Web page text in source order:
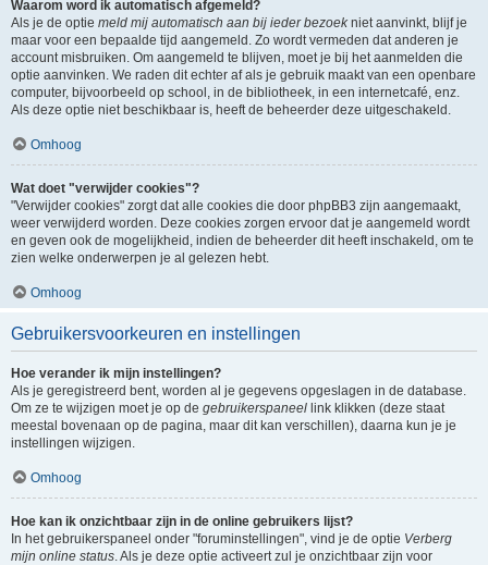
Waarom word ik automatisch afgemeld?
Als je de optie meld mij automatisch aan bij ieder bezoekniet aanvinkt, blijf je
maar voor een bepaalde tijd aangemeld. Zo wordt vermeden dat anderen je
account misbruiken. Om aangemeld te blijven, moet je bij het aanmelden die
optie aanvinken. We raden dit echter af als je gebruik maakt van een openbare
computer, bijvoorbeeld op school, in de bibliotheek, in een internetcafé, enz.
Als deze optie niet beschikbaar is, heeft de beheerder deze uitgeschakeld.
Omhoog
Wat doet "verwijder cookies"?
"Verwijder cookies" zorgt dat alle cookies die door phpBB3 zijn aangemaakt,
weer verwijderd worden. Deze cookies zorgen ervoor dat je aangemeld wordt
en geven ook de mogelijkheid, indien de beheerder dit heeft inschakeld, om te
zien welke onderwerpen je al gelezen hebt.
Omhoog
Gebruikersvoorkeuren en instellingen
Hoe verander ik mijn instellingen?
Als je geregistreerd bent, worden al je gegevens opgeslagen in de database.
Om ze te wijzigen moet je op de gebruikerspaneel link klikken (deze staat
meestal bovenaan op de pagina, maar dit kan verschillen), daarna kun je je
instellingen wijzigen.
Omhoog
Hoe kan ik onzichtbaar zijn in de online gebruikers lijst?
In het gebruikerspaneel onder "foruminstellingen", vind je de optie Verberg
mijn online status. Als je deze optie activeert zul je onzichtbaar zijn voor